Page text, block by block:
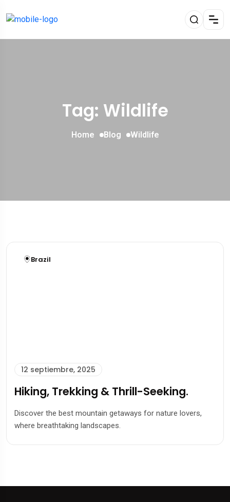
Tag: Wildlife
Home Blog Wildlife
Brazil
12 septiembre, 2025
Hiking, Trekking & Thrill-Seeking.
Discover the best mountain getaways for nature lovers,
where breathtaking landscapes.